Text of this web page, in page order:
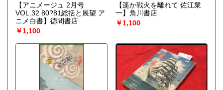
【アニメージュ 2月号
VOL.32 80?81総括と展望 ア
ニメ白書】徳間書店
￥1,100
【遥か戦火を離れて 佐江衆
一】角川書店
￥1,100